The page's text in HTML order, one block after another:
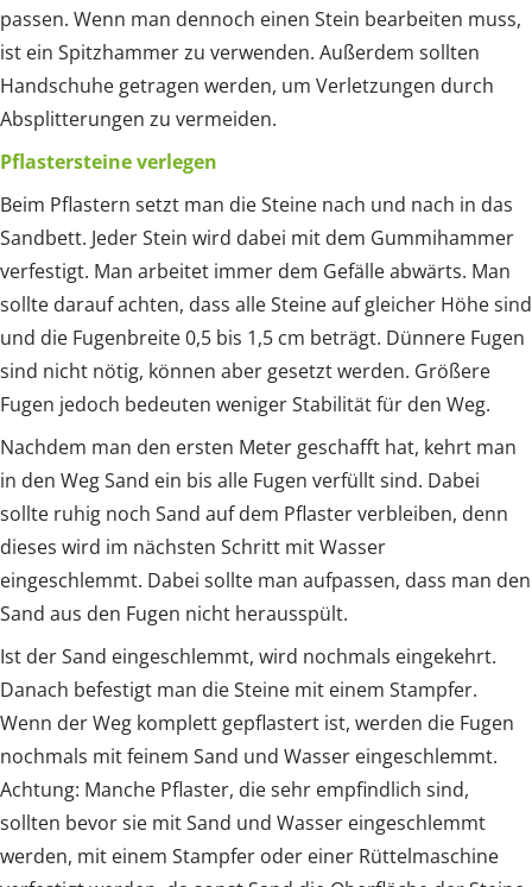
passen. Wenn man dennoch einen Stein bearbeiten muss,
ist ein Spitzhammer zu verwenden. Außerdem sollten
Handschuhe getragen werden, um Verletzungen durch
Absplitterungen zu vermeiden.
Pflastersteine verlegen
Beim Pflastern setzt man die Steine nach und nach in das
Sandbett. Jeder Stein wird dabei mit dem Gummihammer
verfestigt. Man arbeitet immer dem Gefälle abwärts. Man
sollte darauf achten, dass alle Steine auf gleicher Höhe sind
und die Fugenbreite 0,5 bis 1,5 cm beträgt. Dünnere Fugen
sind nicht nötig, können aber gesetzt werden. Größere
Fugen jedoch bedeuten weniger Stabilität für den Weg.
Nachdem man den ersten Meter geschafft hat, kehrt man
in den Weg Sand ein bis alle Fugen verfüllt sind. Dabei
sollte ruhig noch Sand auf dem Pflaster verbleiben, denn
dieses wird im nächsten Schritt mit Wasser
eingeschlemmt. Dabei sollte man aufpassen, dass man den
Sand aus den Fugen nicht herausspült.
Ist der Sand eingeschlemmt, wird nochmals eingekehrt.
Danach befestigt man die Steine mit einem Stampfer.
Wenn der Weg komplett gepflastert ist, werden die Fugen
nochmals mit feinem Sand und Wasser eingeschlemmt.
Achtung: Manche Pflaster, die sehr empfindlich sind,
sollten bevor sie mit Sand und Wasser eingeschlemmt
werden, mit einem Stampfer oder einer Rüttelmaschine